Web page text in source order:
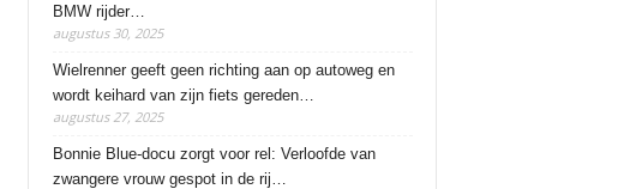
BMW rijder…
augustus 30, 2025
Wielrenner geeft geen richting aan op autoweg en
wordt keihard van zijn fiets gereden…
augustus 27, 2025
Bonnie Blue-docu zorgt voor rel: Verloofde van
zwangere vrouw gespot in de rij…